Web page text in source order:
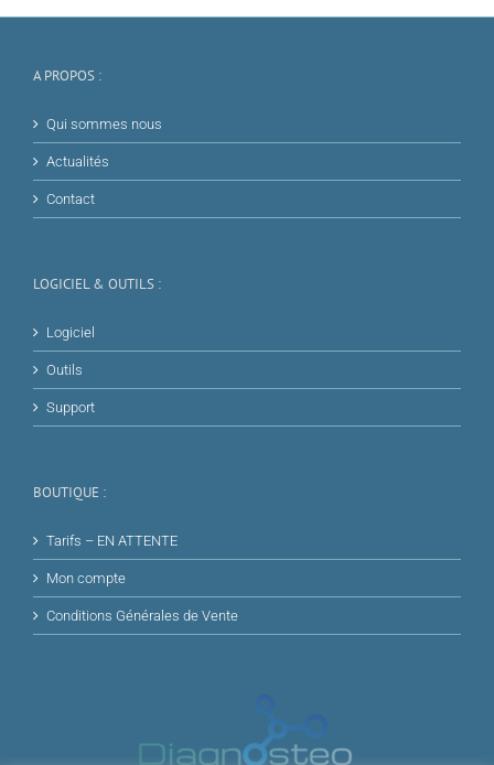
A PROPOS :
Qui sommes nous
Actualités
Contact
LOGICIEL & OUTILS :
Logiciel
Outils
Support
BOUTIQUE :
Tarifs – EN ATTENTE
Mon compte
Conditions Générales de Vente